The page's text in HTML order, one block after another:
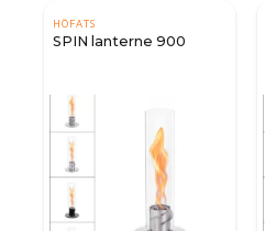
HÖFATS
SPIN lanterne 900